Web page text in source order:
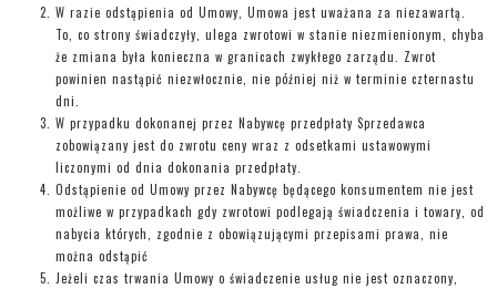
W razie odstąpienia od Umowy, Umowa jest uważana za niezawartą.
To, co strony świadczyły, ulega zwrotowi w stanie niezmienionym, chyba
że zmiana była konieczna w granicach zwykłego zarządu. Zwrot
powinien nastąpić niezwłocznie, nie później niż w terminie czternastu
dni.
W przypadku dokonanej przez Nabywcę przedpłaty Sprzedawca
zobowiązany jest do zwrotu ceny wraz z odsetkami ustawowymi
liczonymi od dnia dokonania przedpłaty.
Odstąpienie od Umowy przez Nabywcę będącego konsumentem nie jest
możliwe w przypadkach gdy zwrotowi podlegają świadczenia i towary, od
nabycia których, zgodnie z obowiązującymi przepisami prawa, nie
można odstąpić
Jeżeli czas trwania Umowy o świadczenie usług nie jest oznaczony,